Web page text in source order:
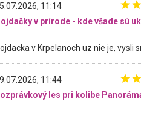
11:14
v prírode - kde všade sú
11:44
les pri kolibe